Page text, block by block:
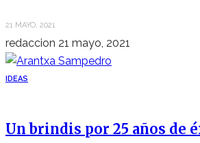
21 MAYO, 2021
redaccion 21 mayo, 2021
IDEAS
Un brindis por 25 años de